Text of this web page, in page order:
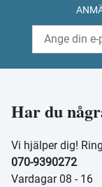
Har du
Vi hjälper dig!
070-9390272
Vardagar 08 - 16